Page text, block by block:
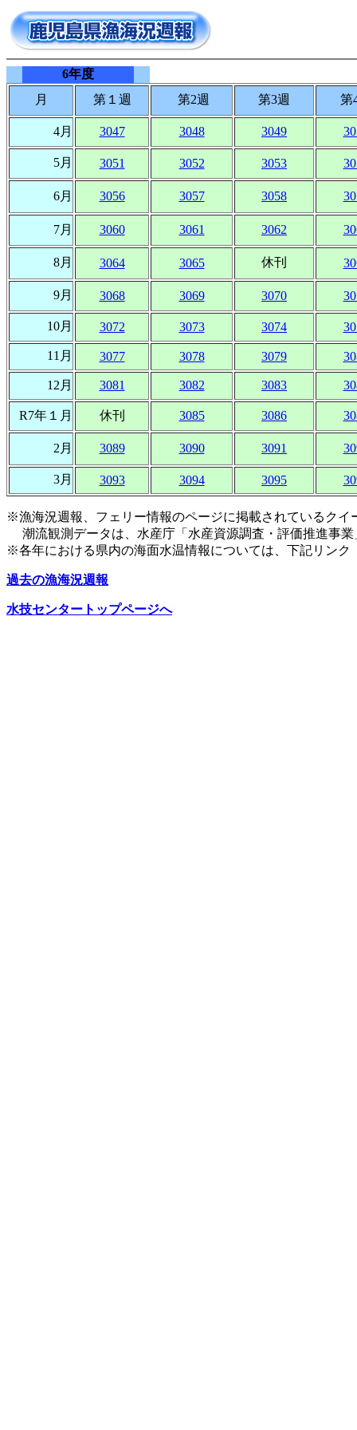
6年度
月
第１週 第2週 第3週 第
4月 3047 3048 3049
5月 3051 3052 3053
6月 3056 3057 3058
7月 3060 3061 3062
8月 3064 3065 休刊
9月 3068 3069 3070
10月 3072 3073 3074
11月 3077 3078 3079
12月 3081 3082 3083
R7年１月 休刊 3085 3086
2月 3089 3090 3091
3月 3093 3094 3095
※漁海況週報、フェリー情報のページに掲載されているクイ
潮流観測データは、水産庁「水産資源調査・評価推進事業
※各年における県内の海面水温情報については、下記リン
過去の漁海況週報
水技センタートップページへ